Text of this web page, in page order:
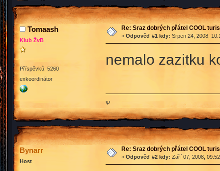
Tomaash
Klub ŽvB
Příspěvků: 5260
exkoordinátor
Re: Sraz dobrých přátel COOL
« Odpověď #1 kdy: Srpen 24, 2008,
nemalo zazitku
Ψ
Bynarr
Host
Re: Sraz dobrých přátel COOL
« Odpověď #2 kdy: Září 07, 2008,